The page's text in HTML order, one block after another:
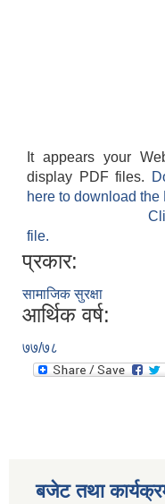
It appears your
display PDF files.
here to download the
file.
प्रकार:
सामाजिक सुरक्षा
आर्थिक वर्ष:
७७/७८
बजेट तथा